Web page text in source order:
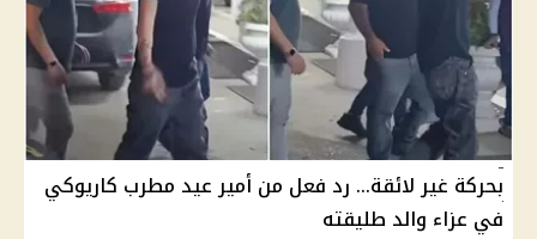
بحركة غير لائقة… رد فعل من أمير عيد مطرب كاريوكي
في عزاء والد طليقته